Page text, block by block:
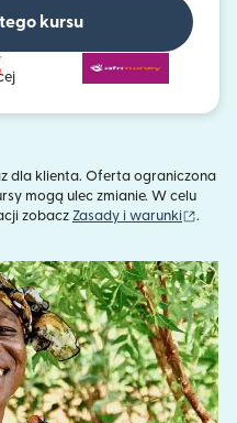
kursu
dla klienta. Oferta ograniczona
mogą ulec zmianie. W celu
zobacz Zasady i warunki .